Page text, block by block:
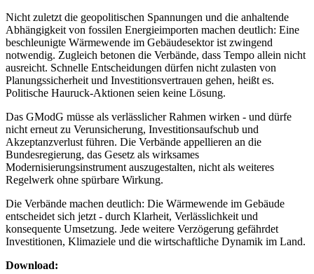
Nicht zuletzt die geopolitischen Spannungen und die anhaltende
Abhängigkeit von fossilen Energieimporten machen deutlich: Eine
beschleunigte Wärmewende im Gebäudesektor ist zwingend
notwendig. Zugleich betonen die Verbände, dass Tempo allein nicht
ausreicht. Schnelle Entscheidungen dürfen nicht zulasten von
Planungssicherheit und Investitionsvertrauen gehen, heißt es.
Politische Hauruck-Aktionen seien keine Lösung.
Das GModG müsse als verlässlicher Rahmen wirken - und dürfe
nicht erneut zu Verunsicherung, Investitionsaufschub und
Akzeptanzverlust führen. Die Verbände appellieren an die
Bundesregierung, das Gesetz als wirksames
Modernisierungsinstrument auszugestalten, nicht als weiteres
Regelwerk ohne spürbare Wirkung.
Die Verbände machen deutlich: Die Wärmewende im Gebäude
entscheidet sich jetzt - durch Klarheit, Verlässlichkeit und
konsequente Umsetzung. Jede weitere Verzögerung gefährdet
Investitionen, Klimaziele und die wirtschaftliche Dynamik im Land.
Download: